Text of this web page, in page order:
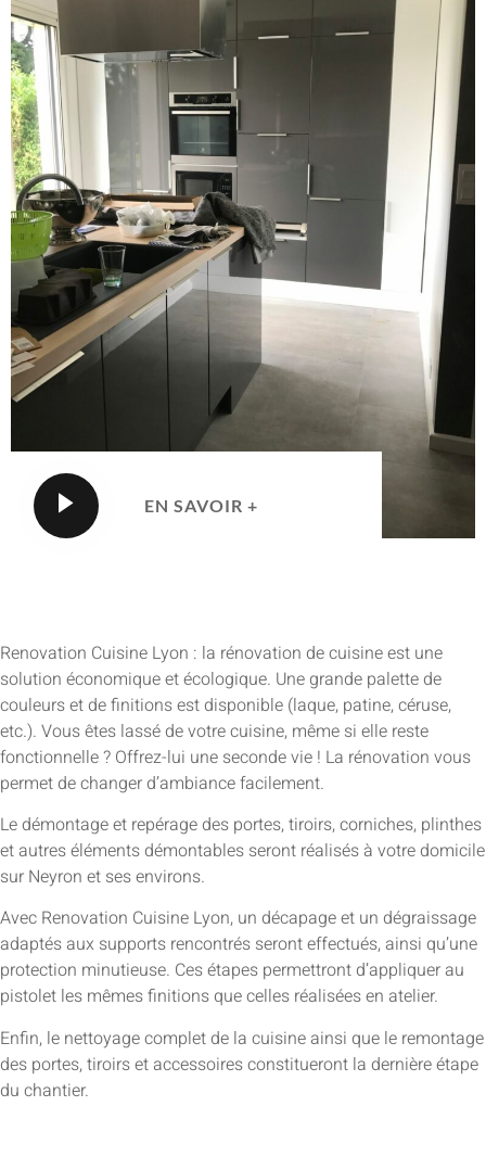
EN SAVOIR +
Renovation Cuisine Lyon : la rénovation de cuisine est une
solution économique et écologique. Une grande palette de
couleurs et de finitions est disponible (laque, patine, céruse,
etc.). Vous êtes lassé de votre cuisine, même si elle reste
fonctionnelle ? Offrez-lui une seconde vie ! La rénovation vous
permet de changer d’ambiance facilement.
Le démontage et repérage des portes, tiroirs, corniches, plinthes
et autres éléments démontables seront réalisés à votre domicile
sur Neyron et ses environs.
Avec Renovation Cuisine Lyon, un décapage et un dégraissage
adaptés aux supports rencontrés seront effectués, ainsi qu’une
protection minutieuse. Ces étapes permettront d’appliquer au
pistolet les mêmes finitions que celles réalisées en atelier.
Enfin, le nettoyage complet de la cuisine ainsi que le remontage
des portes, tiroirs et accessoires constitueront la dernière étape
du chantier.